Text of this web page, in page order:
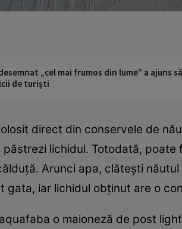
„cel mai frumos din lume” a ajuns
de turiști
direct din conservele de
lichidul. Totodată,
Arunci apa, clăteşti
gata, iar lichidul obţinut are o
o maioneză de post